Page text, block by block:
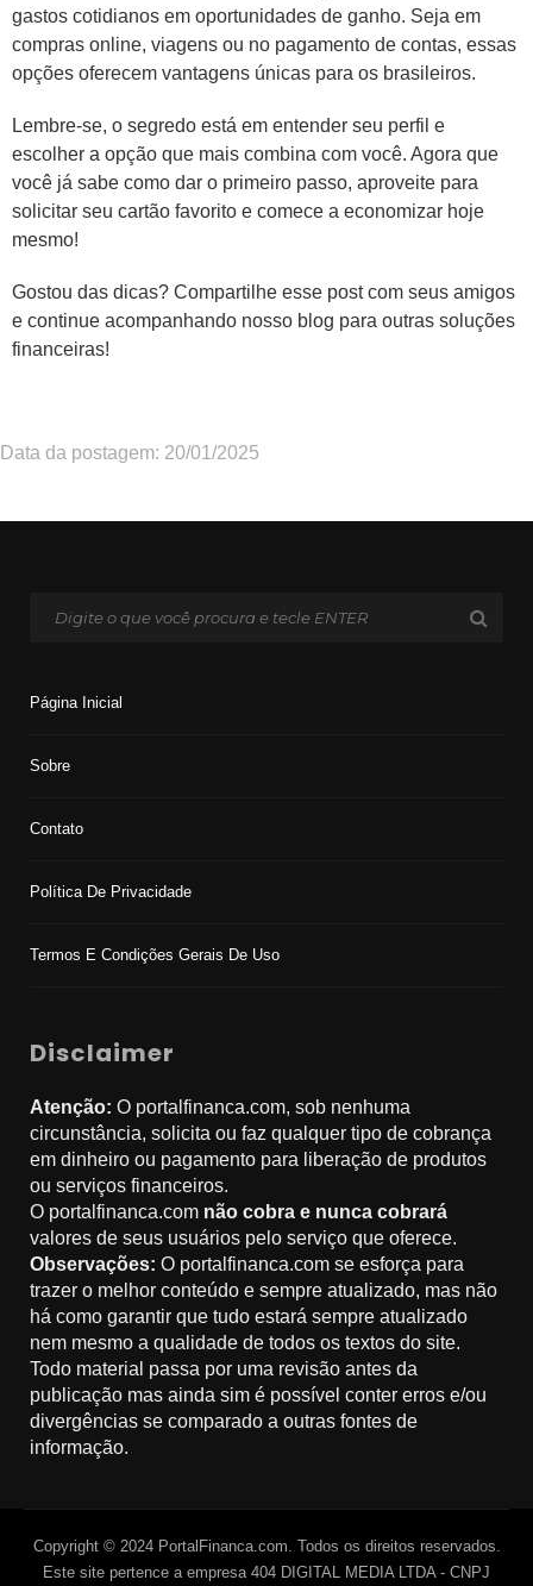
gastos cotidianos em oportunidades de ganho. Seja em
compras online, viagens ou no pagamento de contas, essas
opções oferecem vantagens únicas para os brasileiros.
Lembre-se, o segredo está em entender seu perfil e
escolher a opção que mais combina com você. Agora que
você já sabe como dar o primeiro passo, aproveite para
solicitar seu cartão favorito e comece a economizar hoje
mesmo!
Gostou das dicas? Compartilhe esse post com seus amigos
e continue acompanhando nosso blog para outras soluções
financeiras!
Data da postagem: 20/01/2025
Página Inicial
Sobre
Contato
Política De Privacidade
Termos E Condições Gerais De Uso
Disclaimer
Atenção: O portalfinanca.com, sob nenhuma
circunstância, solicita ou faz qualquer tipo de cobrança
em dinheiro ou pagamento para liberação de produtos
ou serviços financeiros.
O portalfinanca.com não cobra e nunca cobrará
valores de seus usuários pelo serviço que oferece.
Observações: O portalfinanca.com se esforça para
trazer o melhor conteúdo e sempre atualizado, mas não
há como garantir que tudo estará sempre atualizado
nem mesmo a qualidade de todos os textos do site.
Todo material passa por uma revisão antes da
publicação mas ainda sim é possível conter erros e/ou
divergências se comparado a outras fontes de
informação.
Copyright © 2024 PortalFinanca.com. Todos os direitos reservados.
Este site pertence a empresa 404 DIGITAL MEDIA LTDA - CNPJ